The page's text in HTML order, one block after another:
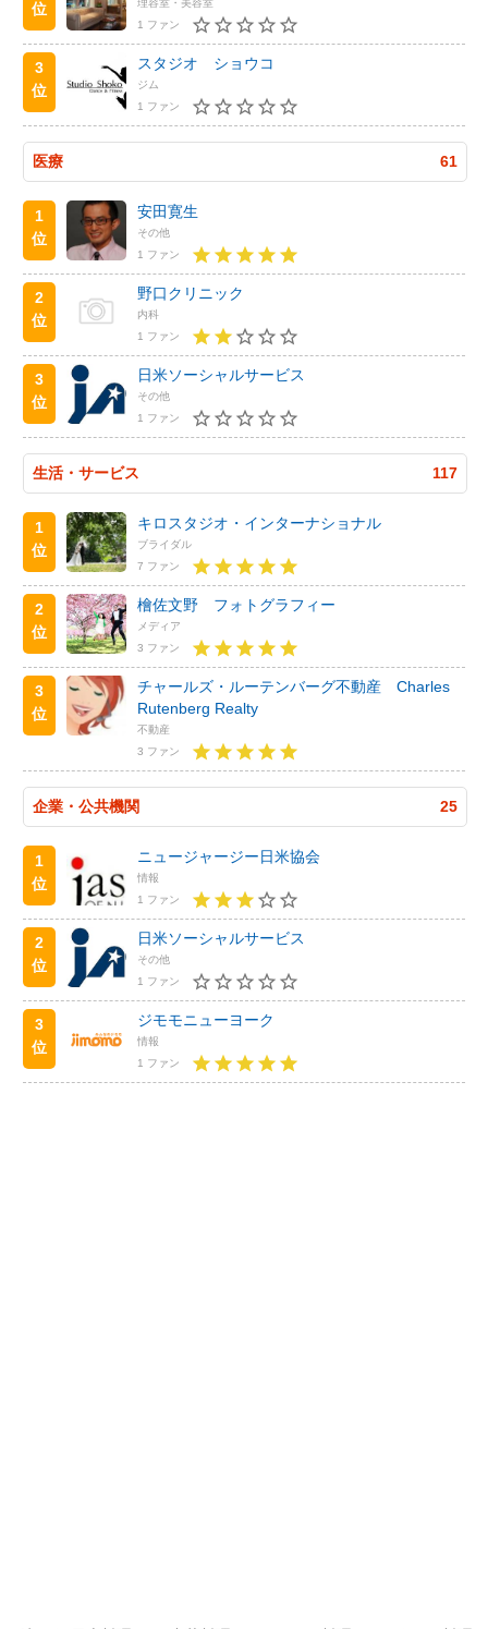
位
1 ファン
3
位
スタジオ ショウコ
ジム
1 ファン
医療 61
1
位
安田寛生
その他
1 ファン
2
位
野口クリニック
内科
1 ファン
3
位
日米ソーシャルサービス
その他
1 ファン
生活・サービス 117
1
位
キロスタジオ・インターナショナル
ブライダル
7 ファン
2
位
檜佐文野 フォトグラフィー
メディア
3 ファン
3
位
チャールズ・ルーテンバーグ不動産 Charles
Rutenberg Realty
不動産
3 ファン
企業・公共機関 25
1
位
ニュージャージー日米協会
情報
1 ファン
2
位
日米ソーシャルサービス
その他
1 ファン
3
位
ジモモニューヨーク
情報
1 ファン